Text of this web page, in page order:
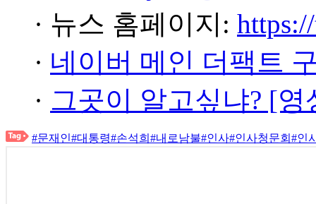
· 뉴스 홈페이지:
· 네이버 메인 더팩트
· 그곳이 알고싶냐? [
#문재인#대통령#손석희 #내로남불#인사#인사청문회 #인